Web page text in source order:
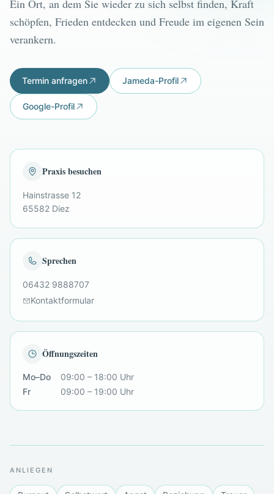
Ein Ort, an dem Sie wieder zu sich selbst finden, Kraft
schöpfen, Frieden entdecken und Freude im eigenen Sein
verankern.
Termin anfragen Jameda-Profil
Google-Profil
Praxis besuchen
Hainstrasse 12
65582 Diez
Sprechen
06432 9888707
Kontaktformular
Öffnungszeiten
Mo–Do
09:00 – 18:00 Uhr
Fr
09:00 – 19:00 Uhr
ANLIEGEN